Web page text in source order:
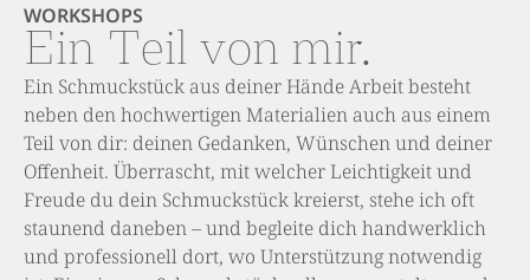
WORKSHOPS
Ein Teil von mir.
Ein Schmuckstück aus deiner Hände Arbeit besteht
neben den hochwertigen Materialien auch aus einem
Teil von dir: deinen Gedanken, Wünschen und deiner
Offenheit. Überrascht, mit welcher Leichtigkeit und
Freude du dein Schmuckstück kreierst, stehe ich oft
staunend daneben – und begleite dich handwerklich
und professionell dort, wo Unterstützung notwendig